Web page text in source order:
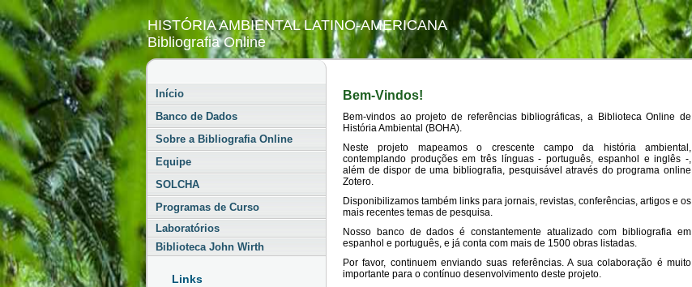
HISTÓRIA AMBIENTAL LATINO-AMERICANA
Bibliografia Online
Início
Banco de Dados
Sobre a Bibliografia Online
Equipe
SOLCHA
Programas de Curso
Laboratórios
Biblioteca John Wirth
Links
Bem-Vindos!
Bem-vindos ao projeto de referências bibliográficas, a Biblioteca Online de
História Ambiental (BOHA).
Neste projeto mapeamos o crescente campo da história ambiental,
contemplando produções em três línguas - português, espanhol e inglês -,
além de dispor de uma bibliografia, pesquisável através do programa online
Zotero.
Disponibilizamos também links para jornais, revistas, conferências, artigos e os
mais recentes temas de pesquisa.
Nosso banco de dados é constantemente atualizado com bibliografia em
espanhol e português, e já conta com mais de 1500 obras listadas.
Por favor, continuem enviando suas referências. A sua colaboração é muito
importante para o contínuo desenvolvimento deste projeto.